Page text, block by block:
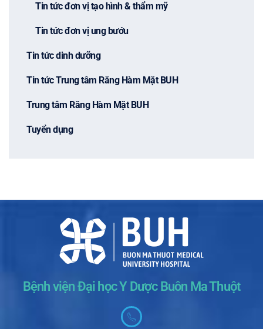
Tin tức đơn vị tạo hình & thẩm mỹ
Tin tức đơn vị ung bướu
Tin tức dinh dưỡng
Tin tức Trung tâm Răng Hàm Mặt BUH
Trung tâm Răng Hàm Mặt BUH
Tuyển dụng
Bệnh viện Đại học Y Dược Buôn Ma Thuột